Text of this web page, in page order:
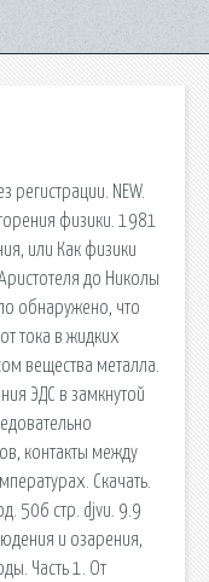
регистрации. NEW.
физики. 1981
или Как физики
до Николы
обнаружено, что
тока в жидких
вещества металла.
ЭДС в замкнутой
контакты между
Скачать.
506 стр. djvu. 9.9
и озарения,
Часть 1. От